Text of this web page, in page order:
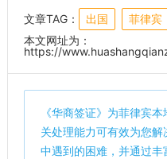
文章TAG： 出国 菲律宾
本文网址为：
https://
《华商签证》为菲律宾本
关处理能力可有效为您
中遇到的困难，并通过